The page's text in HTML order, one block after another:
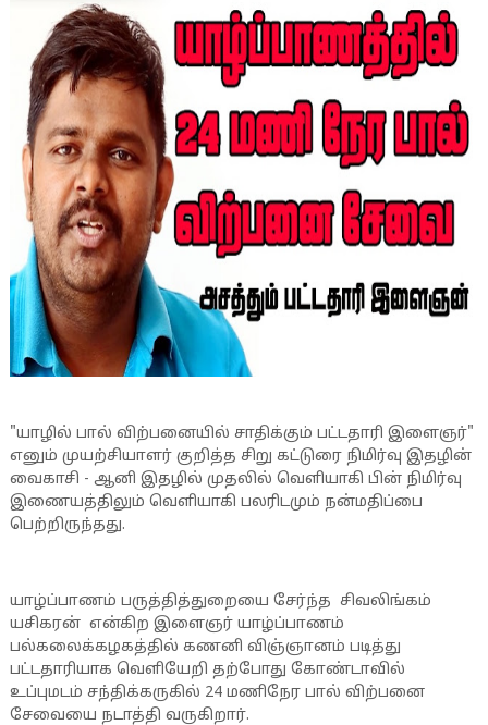
"யாழில் பால் விற்பனையில் சாதிக்கும் பட்டதாரி இளைஞர்"
எனும் முயற்சியாளர் குறித்த சிறு கட்டுரை நிமிர்வு இதழின்
வைகாசி - ஆனி இதழில் முதலில் வெளியாகி பின் நிமிர்வு
இணையத்திலும் வெளியாகி பலரிடமும் நன்மதிப்பை
பெற்றிருந்தது.
யாழ்ப்பாணம் பருத்தித்துறையை சேர்ந்த சிவலிங்கம்
யசிகரன் என்கிற இளைஞர் யாழ்ப்பாணம்
பல்கலைக்கழகத்தில் கணனி விஞ்ஞானம் படித்து
பட்டதாரியாக வெளியேறி தற்போது கோண்டாவில்
உப்புமடம் சந்திக்கருகில் 24 மணிநேர பால் விற்பனை
சேவையை நடாத்தி வருகிறார்.